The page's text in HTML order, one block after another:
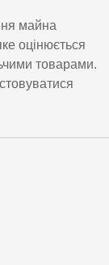
майна
оцінюється
товарами.